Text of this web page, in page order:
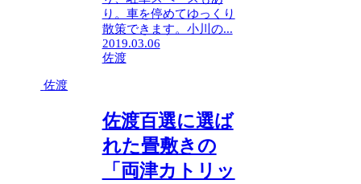
り。車を停めてゆっくり
散策できます。小川の...
2019.03.06
佐渡
佐渡
佐渡百選に選ば
れた畳敷きの
「両津カトリッ